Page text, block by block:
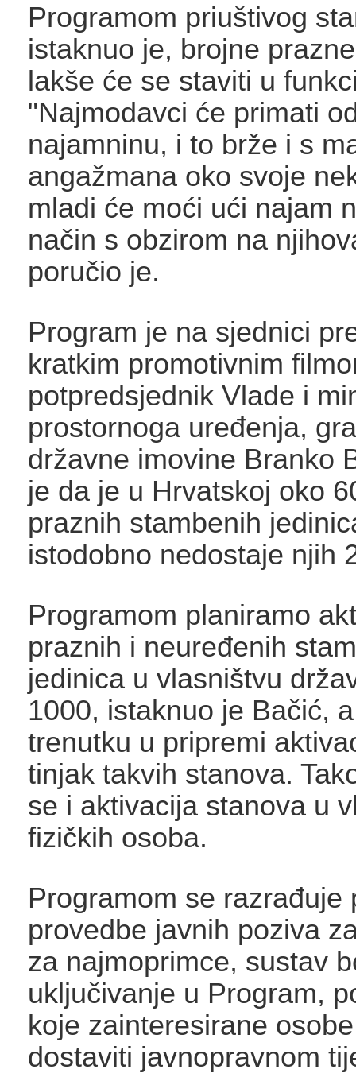
Programom priuštivog
istaknuo je, brojne
lakše će se staviti u
"Najmodavci će primati
najamninu, i to brže i s
angažmana oko svoje
mladi će moći ući najam
način s obzirom na
poručio je.
Program je na sjednici
kratkim promotivnim
potpredsjednik Vlade i
prostornoga uređenja,
državne imovine Branko
je da je u Hrvatskoj oko
praznih stambenih
istodobno nedostaje njih
Programom planiramo
praznih i neuređenih
jedinica u vlasništvu
1000, istaknuo je Bačić,
trenutku u pripremi
tinjak takvih stanova.
se i aktivacija stanova u
fizičkih osoba.
Programom se razrađuje
provedbe javnih poziva
za najmoprimce, sustav
uključivanje u Program,
koje zainteresirane
dostaviti javnopravnom